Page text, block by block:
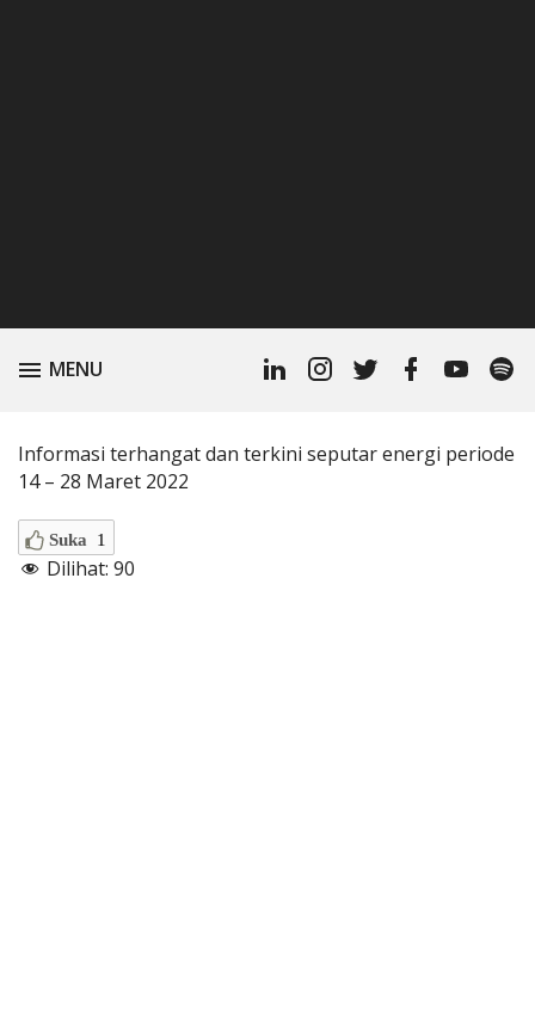
LinkedinInstagramTwitterFacebookYoutube
TOGGLE
MENU
Informasi terhangat dan terkini seputar energi periode
14 – 28 Maret 2022
Suka 1
Dilihat: 90